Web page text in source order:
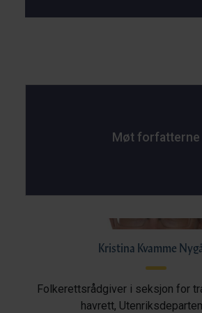
Møt forfatterne
Kristina Kvamme
Folkerettsrådgiver i seksjon for
havrett,